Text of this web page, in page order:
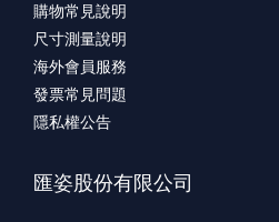
購物常見說明
尺寸測量說明
海外會員服務
發票常見問題
隱私權公告
匯姿股份有限公司